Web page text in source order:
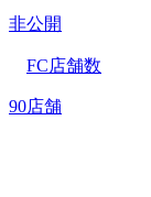
非公開
FC店舗数
90店舗